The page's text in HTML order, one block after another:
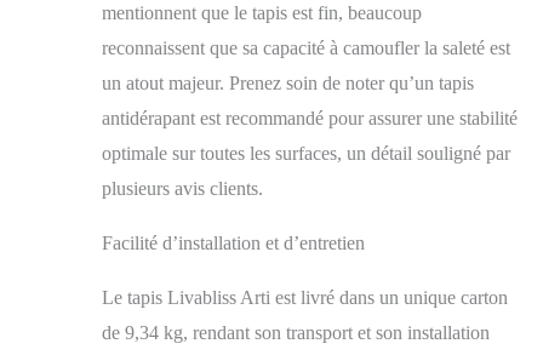
est recommandée pour
éviter le glissement et
les mouvements.
mentionnent que le tapis est fin, beaucoup
reconnaissent que sa capacité à camoufler la saleté est
un atout majeur. Prenez soin de noter qu’un tapis
antidérapant est recommandé pour assurer une stabilité
optimale sur toutes les surfaces, un détail souligné par
plusieurs avis clients.
Facilité d’installation et d’entretien
Le tapis Livabliss Arti est livré dans un unique carton
de 9,34 kg, rendant son transport et son installation